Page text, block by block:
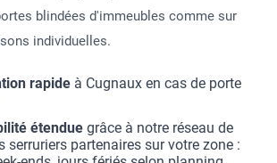
blindées d'immeubles comme sur
individuelles.
rapide à Cugnaux en cas de porte
étendue grâce à notre réseau de
serruriers partenaires sur votre zone :